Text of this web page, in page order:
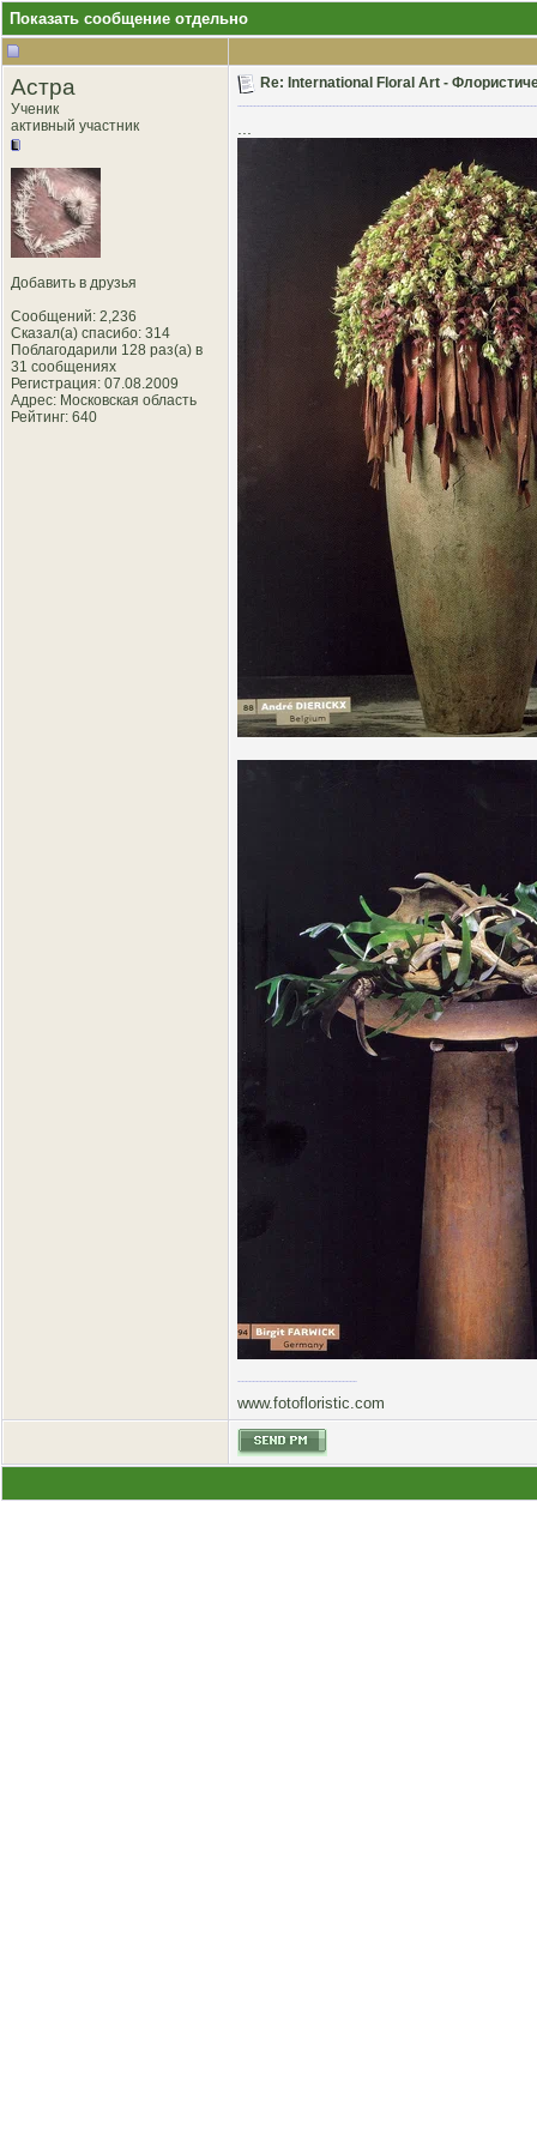
Показать сообщение отдельно
Астра
Ученик
активный участник
Добавить в друзья
Сообщений: 2,236
Сказал(а) спасибо: 314
Поблагодарили 128 раз(а) в
31 сообщениях
Регистрация: 07.08.2009
Адрес: Московская область
Рейтинг: 640
Re: International Floral Art -
www.fotofloristic.com